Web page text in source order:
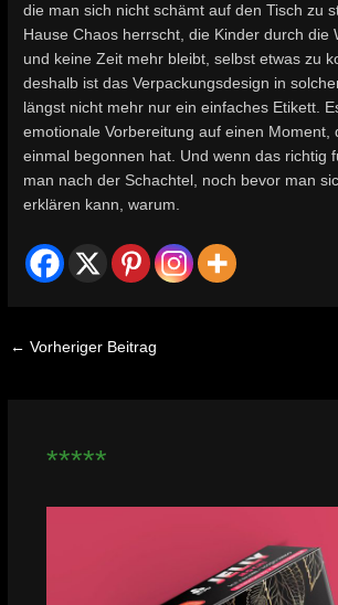
die man sich nicht schämt auf den Tisch zu
Hause Chaos herrscht, die Kinder durch die
und keine Zeit mehr bleibt, selbst etwas zu
deshalb ist das Verpackungsdesign in
längst nicht mehr nur ein einfaches Etikett.
emotionale Vorbereitung auf einen Moment,
einmal begonnen hat. Und wenn das richtig
man nach der Schachtel, noch bevor man
erklären kann, warum.
← Vorheriger Beitrag
*****